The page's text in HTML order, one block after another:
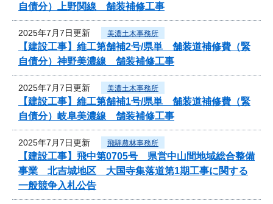
自債分）上野関線 舗装補修工事
2025年7月7日更新 美濃土木事務所
【建設工事】維工第舗補2号/県単 舗装道補修費（緊
自債分）神野美濃線 舗装補修工事
2025年7月7日更新 美濃土木事務所
【建設工事】維工第舗補1号/県単 舗装道補修費（緊
自債分）岐阜美濃線 舗装補修工事
2025年7月7日更新 飛騨農林事務所
【建設工事】飛中第0705号 県営中山間地域総合整備
事業 北吉城地区 大国寺集落道第1期工事に関する
一般競争入札公告